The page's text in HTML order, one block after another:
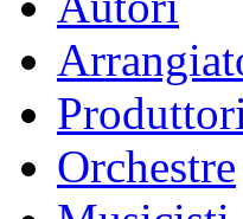
Orchestre